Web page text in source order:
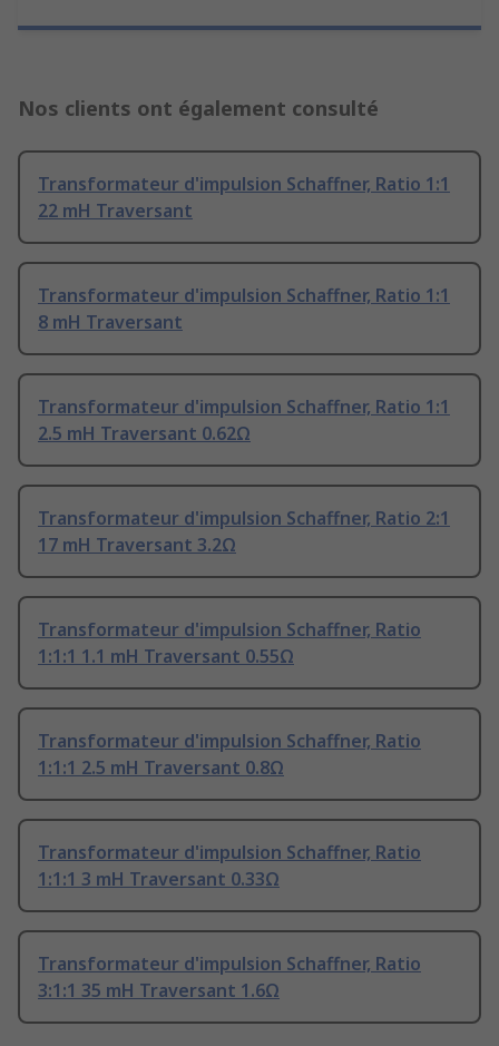
Nos clients ont également consulté
Transformateur d'impulsion Schaffner, Ratio 1:1
22 mH Traversant
Transformateur d'impulsion Schaffner, Ratio 1:1
8 mH Traversant
Transformateur d'impulsion Schaffner, Ratio 1:1
2.5 mH Traversant 0.62Ω
Transformateur d'impulsion Schaffner, Ratio 2:1
17 mH Traversant 3.2Ω
Transformateur d'impulsion Schaffner, Ratio
1:1:1 1.1 mH Traversant 0.55Ω
Transformateur d'impulsion Schaffner, Ratio
1:1:1 2.5 mH Traversant 0.8Ω
Transformateur d'impulsion Schaffner, Ratio
1:1:1 3 mH Traversant 0.33Ω
Transformateur d'impulsion Schaffner, Ratio
3:1:1 35 mH Traversant 1.6Ω